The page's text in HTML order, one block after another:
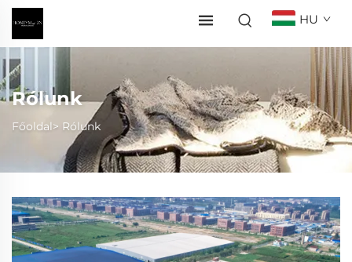
HU
Rólunk
Főoldal> Rólunk